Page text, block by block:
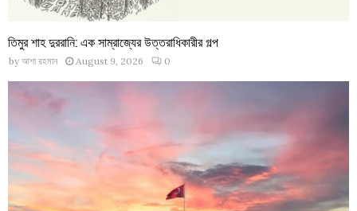
তিমুর শাহ দুররানি: এক সাম্রাজ্যের উত্তরাধিকারীর গল্প
by আশা রহমান August 9, 2026 0